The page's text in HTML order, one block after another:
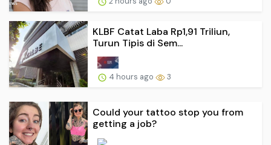
KLBF Catat Laba Rp1,91 Triliun,
Turun Tipis di Sem...
4 hours ago 3
Could your tattoo stop you from
getting a job?